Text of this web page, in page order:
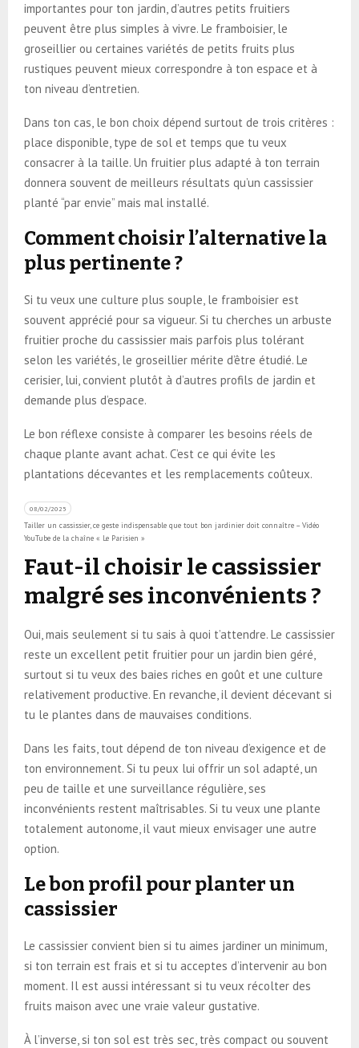
importantes pour ton jardin, d’autres petits fruitiers
peuvent être plus simples à vivre. Le framboisier, le
groseillier ou certaines variétés de petits fruits plus
rustiques peuvent mieux correspondre à ton espace et à
ton niveau d’entretien.
Dans ton cas, le bon choix dépend surtout de trois critères :
place disponible, type de sol et temps que tu veux
consacrer à la taille. Un fruitier plus adapté à ton terrain
donnera souvent de meilleurs résultats qu’un cassissier
planté “par envie” mais mal installé.
Comment choisir l’alternative la
plus pertinente ?
Si tu veux une culture plus souple, le framboisier est
souvent apprécié pour sa vigueur. Si tu cherches un arbuste
fruitier proche du cassissier mais parfois plus tolérant
selon les variétés, le groseillier mérite d’être étudié. Le
cerisier, lui, convient plutôt à d’autres profils de jardin et
demande plus d’espace.
Le bon réflexe consiste à comparer les besoins réels de
chaque plante avant achat. C’est ce qui évite les
plantations décevantes et les remplacements coûteux.
08/02/2025
Tailler un cassissier, ce geste indispensable que tout bon jardinier doit connaître – Vidéo
YouTube de la chaîne « Le Parisien »
Faut-il choisir le cassissier
malgré ses inconvénients ?
Oui, mais seulement si tu sais à quoi t’attendre. Le cassissier
reste un excellent petit fruitier pour un jardin bien géré,
surtout si tu veux des baies riches en goût et une culture
relativement productive. En revanche, il devient décevant si
tu le plantes dans de mauvaises conditions.
Dans les faits, tout dépend de ton niveau d’exigence et de
ton environnement. Si tu peux lui offrir un sol adapté, un
peu de taille et une surveillance régulière, ses
inconvénients restent maîtrisables. Si tu veux une plante
totalement autonome, il vaut mieux envisager une autre
option.
Le bon profil pour planter un
cassissier
Le cassissier convient bien si tu aimes jardiner un minimum,
si ton terrain est frais et si tu acceptes d’intervenir au bon
moment. Il est aussi intéressant si tu veux récolter des
fruits maison avec une vraie valeur gustative.
À l’inverse, si ton sol est très sec, très compact ou souvent